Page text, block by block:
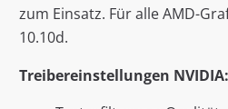
zum Einsatz. Für alle AMD-
10.10d.
Treibereinstellungen NVIDIA: